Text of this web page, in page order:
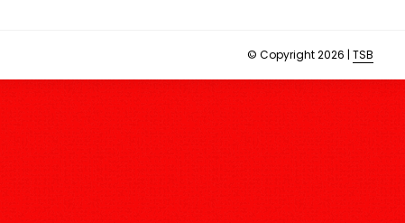
© Copyright 2026 | TSB